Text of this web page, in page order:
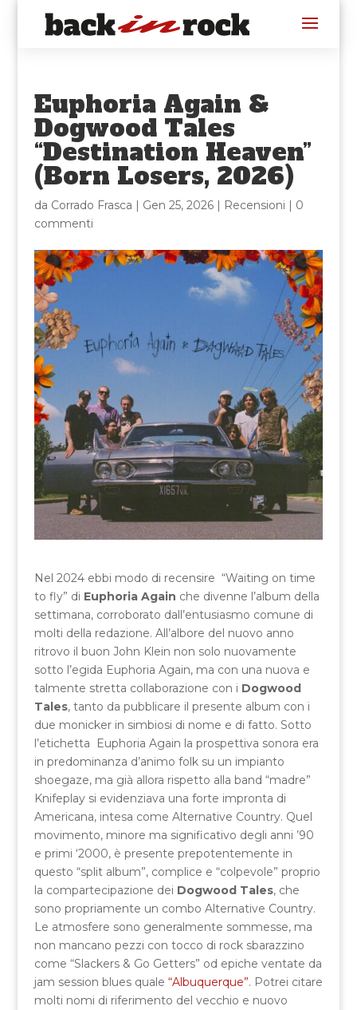
Euphoria Again &
Dogwood Tales
“Destination Heaven”
(Born Losers, 2026)
da Corrado Frasca | Gen 25, 2026| Recensioni | 0
commenti
Nel 2024 ebbi modo di recensire “Waiting on time
to fly” di Euphoria Again che divenne l’album della
settimana, corroborato dall’entusiasmo comune di
molti della redazione. All’albore del nuovo anno
ritrovo il buon John Klein non solo nuovamente
sotto l’egida Euphoria Again, ma con una nuova e
talmente stretta collaborazione con i Dogwood
Tales, tanto da pubblicare il presente album con i
due monicker in simbiosi di nome e di fatto. Sotto
l’etichetta Euphoria Again la prospettiva sonora era
in predominanza d’animo folk su un impianto
shoegaze, ma già allora rispetto alla band “madre”
Knifeplay si evidenziava una forte impronta di
Americana, intesa come Alternative Country. Quel
movimento, minore ma significativo degli anni ’90
e primi ‘2000, è presente prepotentemente in
questo “split album”, complice e “colpevole” proprio
la compartecipazione dei Dogwood Tales, che
sono propriamente un combo Alternative Country.
Le atmosfere sono generalmente sommesse, ma
non mancano pezzi con tocco di rock sbarazzino
come “Slackers & Go Getters” od epiche ventate da
jam session blues quale “Albuquerque”. Potrei citare
molti nomi di riferimento del vecchio e nuovo